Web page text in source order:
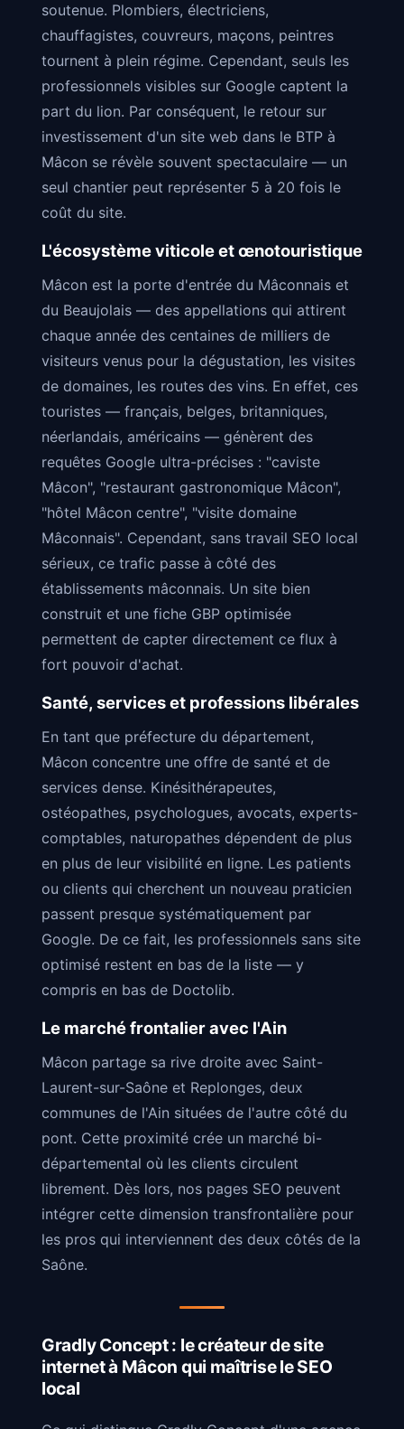
soutenue. Plombiers, électriciens,
chauffagistes, couvreurs, maçons, peintres
tournent à plein régime. Cependant, seuls les
professionnels visibles sur Google captent la
part du lion. Par conséquent, le retour sur
investissement d'un site web dans le BTP à
Mâcon se révèle souvent spectaculaire — un
seul chantier peut représenter 5 à 20 fois le
coût du site.
L'écosystème viticole et œnotouristique
Mâcon est la porte d'entrée du Mâconnais et
du Beaujolais — des appellations qui attirent
chaque année des centaines de milliers de
visiteurs venus pour la dégustation, les visites
de domaines, les routes des vins. En effet, ces
touristes — français, belges, britanniques,
néerlandais, américains — génèrent des
requêtes Google ultra-précises : "caviste
Mâcon", "restaurant gastronomique Mâcon",
"hôtel Mâcon centre", "visite domaine
Mâconnais". Cependant, sans travail SEO local
sérieux, ce trafic passe à côté des
établissements mâconnais. Un site bien
construit et une fiche GBP optimisée
permettent de capter directement ce flux à
fort pouvoir d'achat.
Santé, services et professions libérales
En tant que préfecture du département,
Mâcon concentre une offre de santé et de
services dense. Kinésithérapeutes,
ostéopathes, psychologues, avocats, experts-
comptables, naturopathes dépendent de plus
en plus de leur visibilité en ligne. Les patients
ou clients qui cherchent un nouveau praticien
passent presque systématiquement par
Google. De ce fait, les professionnels sans site
optimisé restent en bas de la liste — y
compris en bas de Doctolib.
Le marché frontalier avec l'Ain
Mâcon partage sa rive droite avec Saint-
Laurent-sur-Saône et Replonges, deux
communes de l'Ain situées de l'autre côté du
pont. Cette proximité crée un marché bi-
départemental où les clients circulent
librement. Dès lors, nos pages SEO peuvent
intégrer cette dimension transfrontalière pour
les pros qui interviennent des deux côtés de la
Saône.
Gradly Concept : le créateur de site
internet à Mâcon qui maîtrise le SEO
local